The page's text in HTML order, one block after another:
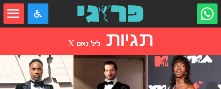
תגיותליל נאס X